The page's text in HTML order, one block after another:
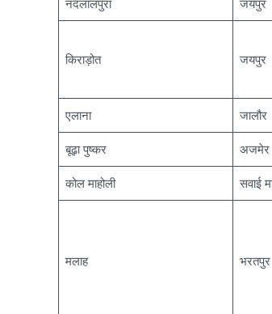
नंदलालपुरा जयपुर
किराड़ोत जयपुर
एलाना जालौर
बूढ़ा पुष्कर अजमेर
कोल माहोली सवाई
मलाह भरतपुर